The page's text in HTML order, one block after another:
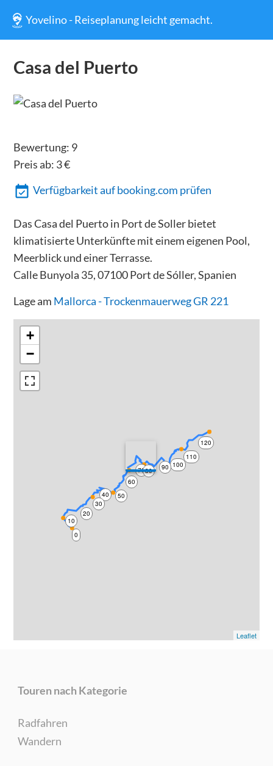
Yovelino - Reiseplanung leicht gemacht.
Casa del Puerto
Bewertung: 9
Preis ab: 3€
Verfügbarkeit auf booking.com prüfen
Das Casa del Puerto in Port de Soller bietet
klimatisierte Unterkünfte mit einem eigenen Pool,
Meerblick und einer Terrasse.
Calle Bunyola 35, 07100 Port de Sóller, Spanien
Lage am Mallorca - Trockenmauerweg GR 221
0
10
20
30
40 50
60
7080 90 100
110
120
+
−
Leaflet
Touren nach Kategorie
Radfahren
Wandern